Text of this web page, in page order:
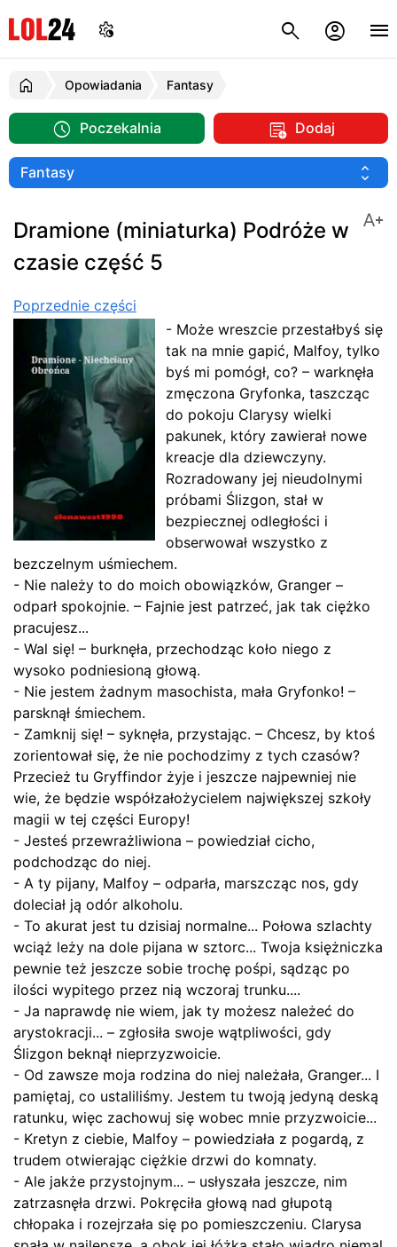
Opowiadania Fantasy
Poczekalnia Dodaj
Dramione (miniaturka) Podróże w
czasie część 5
Poprzednie części
- Może wreszcie przestałbyś się
tak na mnie gapić, Malfoy, tylko
byś mi pomógł, co? – warknęła
zmęczona Gryfonka, taszcząc
do pokoju Clarysy wielki
pakunek, który zawierał nowe
kreacje dla dziewczyny.
Rozradowany jej nieudolnymi
próbami Ślizgon, stał w
bezpiecznej odległości i
obserwował wszystko z
bezczelnym uśmiechem.
- Nie należy to do moich obowiązków, Granger –
odparł spokojnie. – Fajnie jest patrzeć, jak tak ciężko
pracujesz...
- Wal się! – burknęła, przechodząc koło niego z
wysoko podniesioną głową.
- Nie jestem żadnym masochista, mała Gryfonko! –
parsknął śmiechem.
- Zamknij się! – syknęła, przystając. – Chcesz, by ktoś
zorientował się, że nie pochodzimy z tych czasów?
Przecież tu Gryffindor żyje i jeszcze najpewniej nie
wie, że będzie współzałożycielem największej szkoły
magii w tej części Europy!
- Jesteś przewrażliwiona – powiedział cicho,
podchodząc do niej.
- A ty pijany, Malfoy – odparła, marszcząc nos, gdy
doleciał ją odór alkoholu.
- To akurat jest tu dzisiaj normalne... Połowa szlachty
wciąż leży na dole pijana w sztorc... Twoja księżniczka
pewnie też jeszcze sobie trochę pośpi, sądząc po
ilości wypitego przez nią wczoraj trunku....
- Ja naprawdę nie wiem, jak ty możesz należeć do
arystokracji... – zgłosiła swoje wątpliwości, gdy
Ślizgon beknął nieprzyzwoicie.
- Od zawsze moja rodzina do niej należała, Granger... I
pamiętaj, co ustaliliśmy. Jestem tu twoją jedyną deską
ratunku, więc zachowuj się wobec mnie przyzwoicie...
- Kretyn z ciebie, Malfoy – powiedziała z pogardą, z
trudem otwierając ciężkie drzwi do komnaty.
- Ale jakże przystojnym... – usłyszała jeszcze, nim
zatrzasnęła drzwi. Pokręciła głową nad głupotą
chłopaka i rozejrzała się po pomieszczeniu. Clarysa